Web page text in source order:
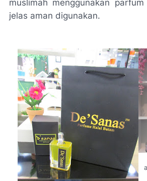
muslimah menggunakan
jelas aman digunakan.